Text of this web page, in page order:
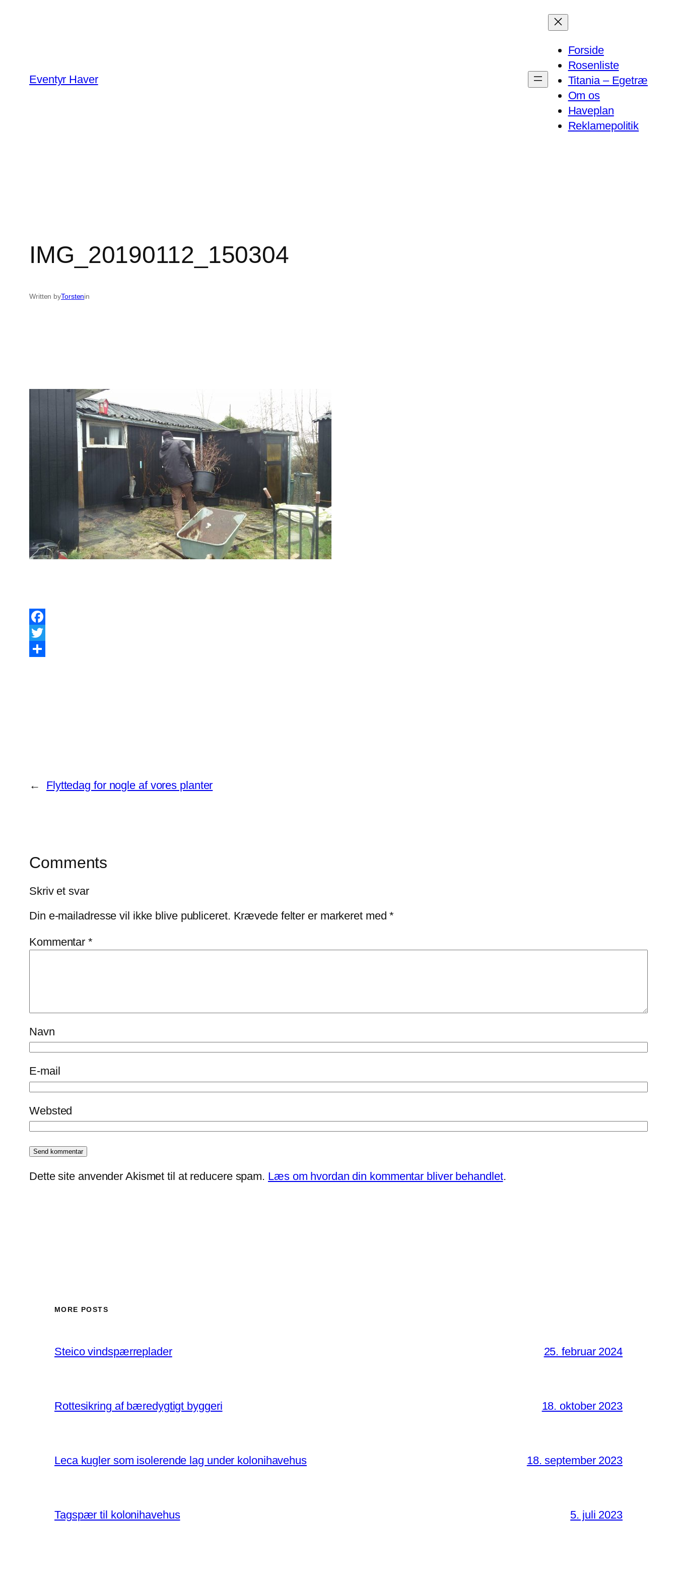
Eventyr Haver
Forside
Rosenliste
Titania – Egetræ
Om os
Haveplan
Reklamepolitik
IMG_20190112_150304
Written byTorstenin
Facebook
Twitter
← Flyttedag for nogle af vores planter
Comments
Skriv et svar
Din e-mailadresse vil ikke blive publiceret. Krævede felter er markeret med*
Kommentar*
Navn
E-mail
Websted
Dette site anvender Akismet til at reducere spam. Læs om hvordan din kommentar bliver behandlet.
MORE POSTS
Steico vindspærreplader 25. februar 2024
Rottesikring af bæredygtigt byggeri 18. oktober 2023
Leca kugler som isolerende lag under kolonihavehus 18. september 2023
Tagspær til kolonihavehus 5. juli 2023